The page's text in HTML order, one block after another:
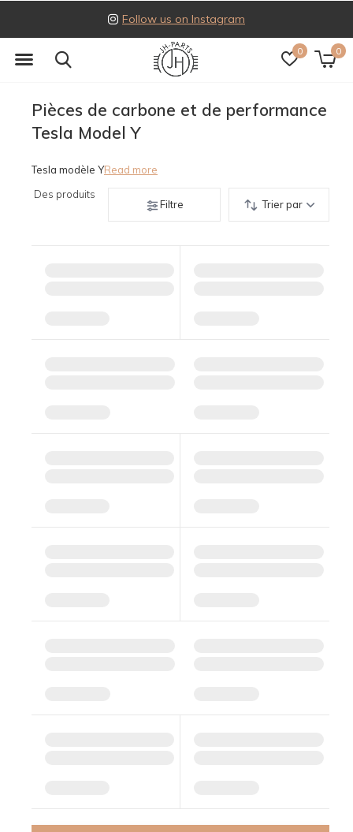
0 0
Follow us on Instagram
Pièces de carbone et de performance
Tesla Model Y
Tesla modèle YRead more
Des produits
Filtre
Trier par